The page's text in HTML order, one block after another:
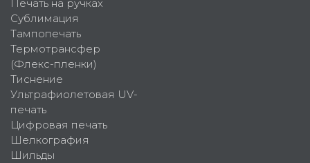
Печать на ручках
Сублимация
Тампопечать
Термотрансфер
(Флекс-пленки)
Тиснение
Ультрафиолетовая UV-
печать
Цифровая печать
Шелкография
Шильды